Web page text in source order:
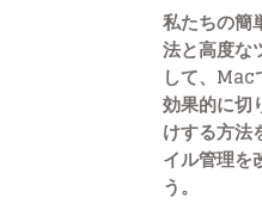
私たちの簡
法と高度な
して、Mac
効果的に切
けする方法
イル管理を
う。